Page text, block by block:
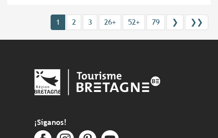
1 2 3 26+ 52+ 79 ❯ ❯❯
¡Síganos!